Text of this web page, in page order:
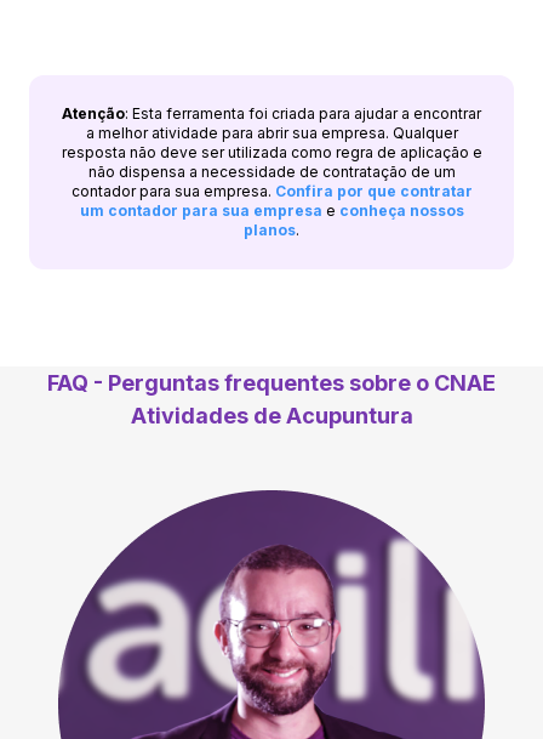
Atenção: Esta ferramenta foi criada para ajudar a encontrar
a melhor atividade para abrir sua empresa. Qualquer
resposta não deve ser utilizada como regra de aplicação e
não dispensa a necessidade de contratação de um
contador para sua empresa. Confira por que contratar
um contador para sua empresa e conheça nossos
planos.
FAQ - Perguntas frequentes sobre o CNAE
Atividades de Acupuntura